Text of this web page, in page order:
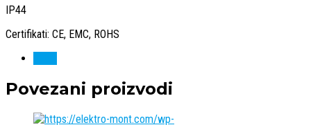
IP44
Certifikati: CE, EMC, ROHS
Povezani proizvodi